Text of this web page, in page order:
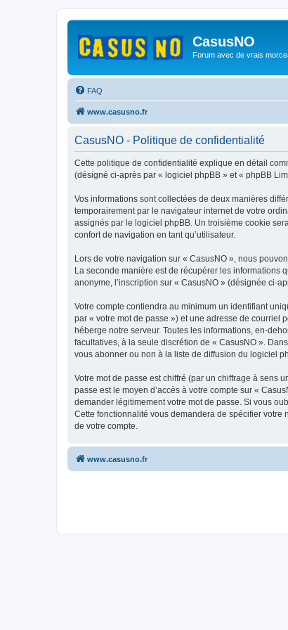
CasusNO
Forum avec de vrais
FAQ
www.casusno.fr
CasusNO - Politique de confidentialité
Cette politique de confidentialité explique en détail
(désigné ci-après par « logiciel phpBB » et « phpBB
Vos informations sont collectées de deux manières
temporairement par le navigateur internet de votre
assignés par le logiciel phpBB. Un troisième cookie
confort de navigation en tant qu’utilisateur.
Lors de votre navigation sur « CasusNO », nous
La seconde manière est de récupérer les informations
anonyme, l’inscription sur « CasusNO » (désignée ci-
Votre compte contiendra au minimum un identifiant
par « votre mot de passe ») et une adresse de courriel
héberge notre serveur. Toutes les informations, en-
facultatives, à la seule discrétion de « CasusNO ».
vous abonner ou non à la liste de diffusion du logiciel
Votre mot de passe est chiffré (par un chiffrage à sens
passe est le moyen d’accès à votre compte sur «
demander légitimement votre mot de passe. Si vous
Cette fonctionnalité vous demandera de spécifier
de votre compte.
www.casusno.fr